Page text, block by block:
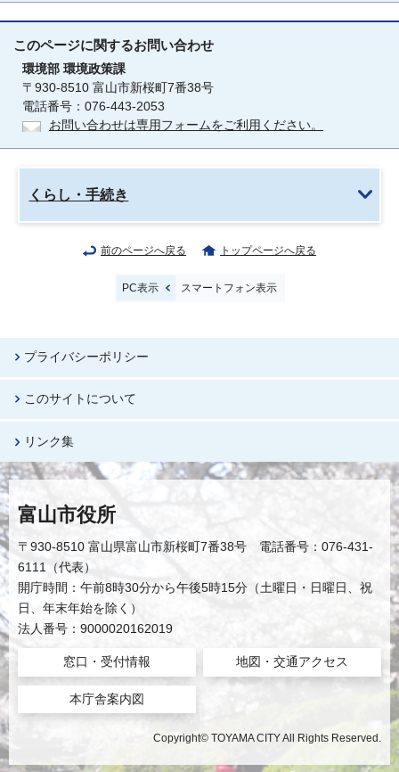
このページに関するお問い合わせ
環境部 環境政策課
〒930-8510 富山市新桜町7番38号
電話番号：076-443-2053
お問い合わせは専用フォームをご利用ください。
くらし・手続き
前のページへ戻る トップページへ戻る
PC表示 スマートフォン表示
プライバシーポリシー
このサイトについて
リンク集
富山市役所
〒930-8510 富山県富山市新桜町7番38号 電話番号：076-431-
6111（代表）
開庁時間：午前8時30分から午後5時15分（土曜日・日曜日、祝
日、年末年始を除く）
法人番号：9000020162019
窓口・受付情報 地図・交通アクセス
本庁舎案内図
Copyright© TOYAMA CITY All Rights Reserved.